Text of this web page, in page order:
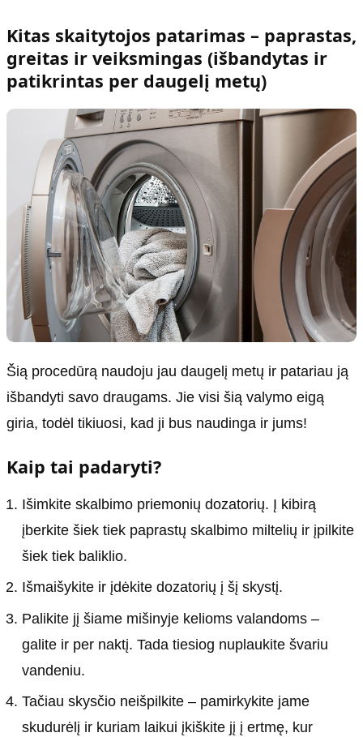
Kitas skaitytojos patarimas – paprastas,
greitas ir veiksmingas (išbandytas ir
patikrintas per daugelį metų)
Šią procedūrą naudoju jau daugelį metų ir patariau ją
išbandyti savo draugams. Jie visi šią valymo eigą
giria, todėl tikiuosi, kad ji bus naudinga ir jums!
Kaip tai padaryti?
Išimkite skalbimo priemonių dozatorių. Į kibirą
įberkite šiek tiek paprastų skalbimo miltelių ir įpilkite
šiek tiek baliklio.
Išmaišykite ir įdėkite dozatorių į šį skystį.
Palikite jį šiame mišinyje kelioms valandoms –
galite ir per naktį. Tada tiesiog nuplaukite švariu
vandeniu.
Tačiau skysčio neišpilkite – pamirkykite jame
skudurėlį ir kuriam laikui įkiškite jį į ertmę, kur